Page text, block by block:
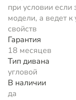
при условии
модели, а ведет
свойств
Гарантия
18 месяцев
Тип дивана
угловой
В наличии
да